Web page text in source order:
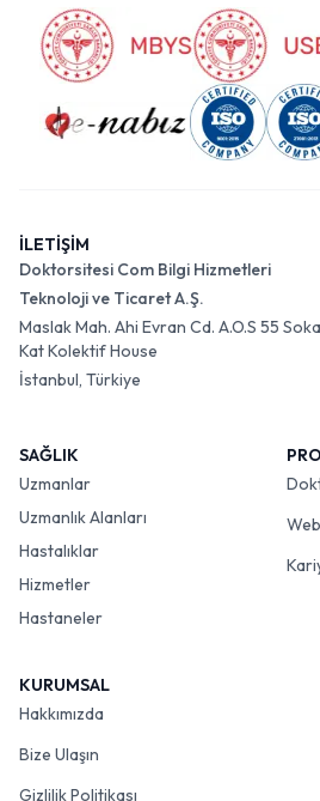
İLETİŞİM
Doktorsitesi Com Bilgi Hizmetleri
Teknoloji ve Ticaret A.Ş.
Maslak Mah. Ahi Evran Cd. A.O.S 55
Kat Kolektif House
İstanbul, Türkiye
SAĞLIK
Uzmanlar
Uzmanlık Alanları
Hastalıklar
Hizmetler
Hastaneler
KURUMSAL
Hakkımızda
Bize Ulaşın
Gizlilik Politikası